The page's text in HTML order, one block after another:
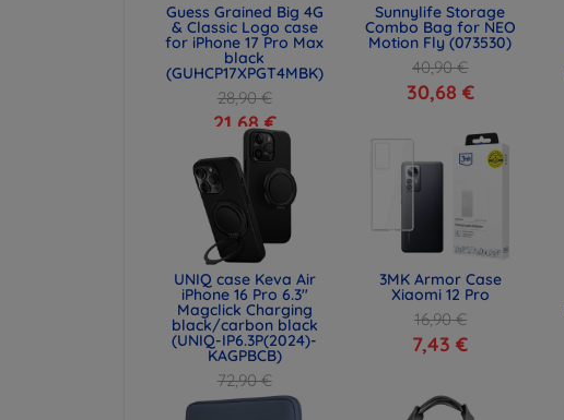
Guess Grained Big 4G
& Classic Logo case
for iPhone 17 Pro Max
black
(GUHCP17XPGT4MBK)
28,90 €
21,68 €
Sunnylife Storage
Combo Bag for NEO
Motion Fly (073530)
40,90 €
30,68 €
UNIQ case Keva Air
iPhone 16 Pro 6.3"
Magclick Charging
black/carbon black
(UNIQ-IP6.3P(2024)-
KAGPBCB)
72,90 €
54,67 €
3MK Armor Case
Xiaomi 12 Pro
16,90 €
7,43 €